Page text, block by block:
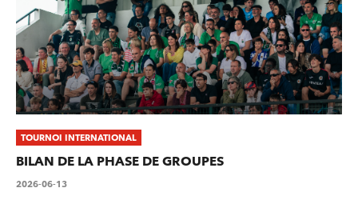
TOURNOI INTERNATIONAL
BILAN DE LA PHASE DE GROUPES
2026-06-13